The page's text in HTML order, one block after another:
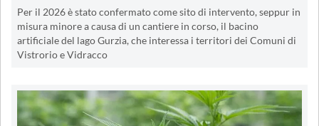
Per il 2026 è stato confermato come sito di intervento, seppur in
misura minore a causa di un cantiere in corso, il bacino
artificiale del lago Gurzia, che interessa i territori dei Comuni di
Vistrorio e Vidracco